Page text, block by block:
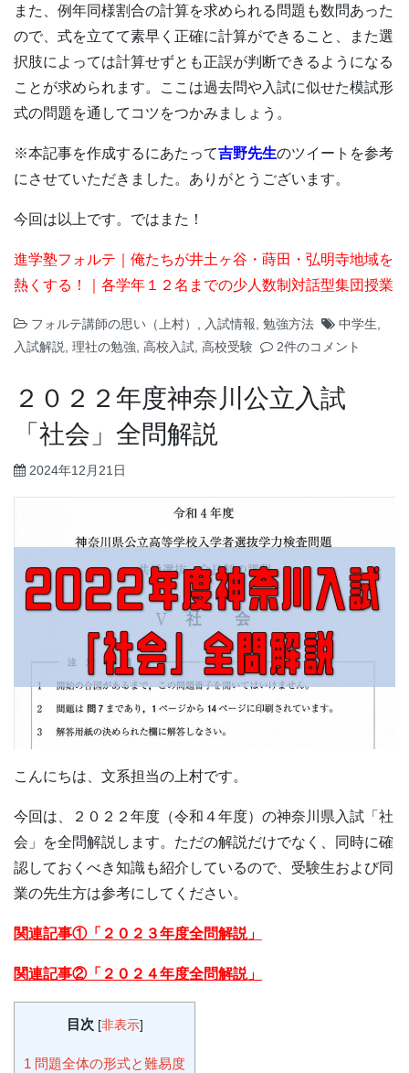
また、例年同様割合の計算を求められる問題も数問あった
ので、式を立てて素早く正確に計算ができること、また選
択肢によっては計算せずとも正誤が判断できるようになる
ことが求められます。ここは過去問や入試に似せた模試形
式の問題を通してコツをつかみましょう。
※本記事を作成するにあたって吉野先生のツイートを参考
にさせていただきました。ありがとうございます。
今回は以上です。ではまた！
進学塾フォルテ｜俺たちが井土ヶ谷・蒔田・弘明寺地域を
熱くする！｜各学年１２名までの少人数制対話型集団授業
フォルテ講師の思い（上村） 入試情報 勉強方法 中学生
入試解説
理社の勉強 高校入試 高校受験 2件のコメント
２０２２年度神奈川公立入試
「社会」全問解説
2024年12月21日
こんにちは、文系担当の上村です。
今回は、２０２２年度（令和４年度）の神奈川県入試「社
会」を全問解説します。ただの解説だけでなく、同時に確
認しておくべき知識も紹介しているので、受験生および同
業の先生方は参考にしてください。
関連記事①「２０２３年度全問解説」
関連記事②「２０２４年度全問解説」
目次 [非表示]
1 問題全体の形式と難易度